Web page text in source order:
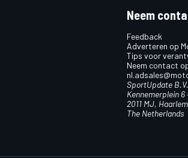
Neem
Feedback
Adverteren op
Tips voor
Neem contact
SportUpdate B.V.
Kennemerplein 6
2011 MJ, Haarlem
The Netherlands